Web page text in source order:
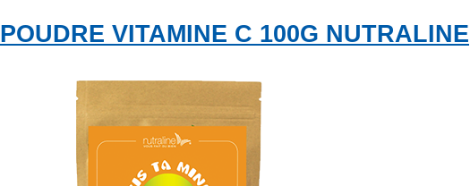
POUDRE VITAMINE C 100G NUTRALINE